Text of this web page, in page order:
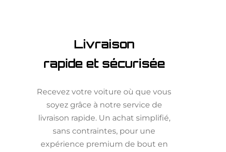
Livraison
rapide et sécurisée
Recevez votre voiture où que vous
soyez grâce à notre service de
livraison rapide. Un achat simplifié,
sans contraintes, pour une
expérience premium de bout en